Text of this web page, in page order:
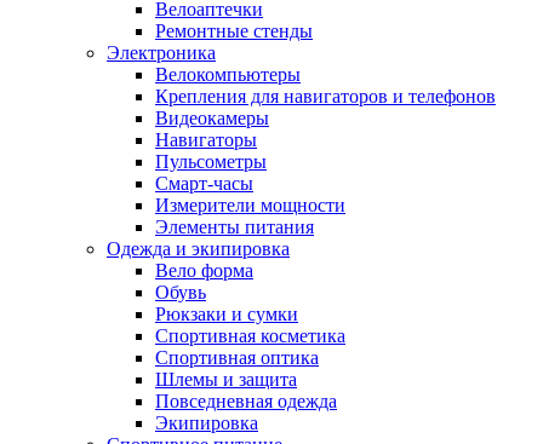
Велоаптечки
Ремонтные стенды
Электроника
Велокомпьютеры
Крепления для навигаторов и телефонов
Видеокамеры
Навигаторы
Пульсометры
Смарт-часы
Измерители мощности
Элементы питания
Одежда и экипировка
Вело форма
Обувь
Рюкзаки и сумки
Спортивная косметика
Спортивная оптика
Шлемы и защита
Повседневная одежда
Экипировка